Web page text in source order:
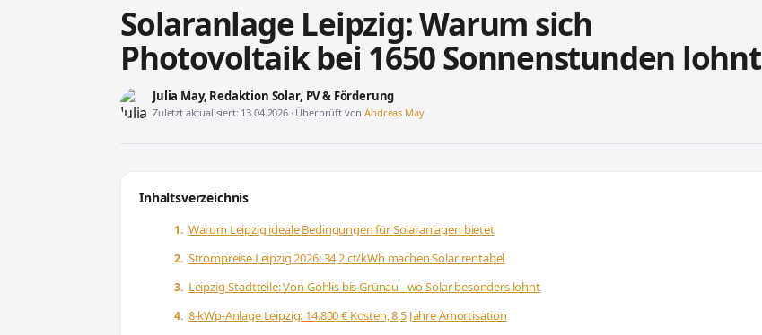
Solaranlage Leipzig: Warum sich
Photovoltaik bei 1650 Sonnenstunden lohnt
Julia May, Redaktion Solar, PV & Förderung
Zuletzt aktualisiert: 13.04.2026 · Überprüft vonAndreas May
Inhaltsverzeichnis
Warum Leipzig ideale Bedingungen für Solaranlagen bietet
Strompreise Leipzig 2026: 34,2 ct/kWh machen Solar rentabel
Leipzig-Stadtteile: Von Gohlis bis Grünau - wo Solar besonders lohnt
8-kWp-Anlage Leipzig: 14.800 € Kosten, 8,5 Jahre Amortisation